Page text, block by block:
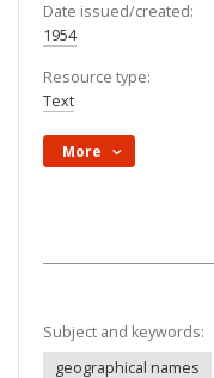
Date issued/created:
1954
Resource type:
Text
More
Subject and keywords:
geographical names